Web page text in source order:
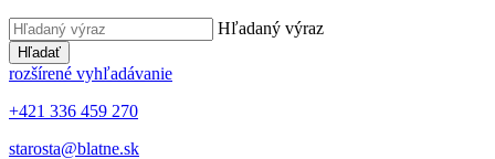
Hľadaný výraz
Hľadať
rozšírené vyhľadávanie
+421 336 459 270
starosta@blatne.sk